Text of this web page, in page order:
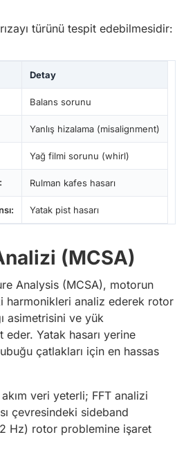
türünü tespit edebilmesidir:
Detay
Balans sorunu
Yanlış hizalama (misalignment)
Yağ filmi sorunu (whirl)
Rulman kafes hasarı
Yatak pist hasarı
(MCSA)
Analysis (MCSA), motorun
harmonikleri analiz ederek rotor
asimetrisini ve yük
eder. Yatak hasarı yerine
çatlakları için en hassas
veri yeterli; FFT analizi
çevresindeki sideband
Hz) rotor problemine işaret